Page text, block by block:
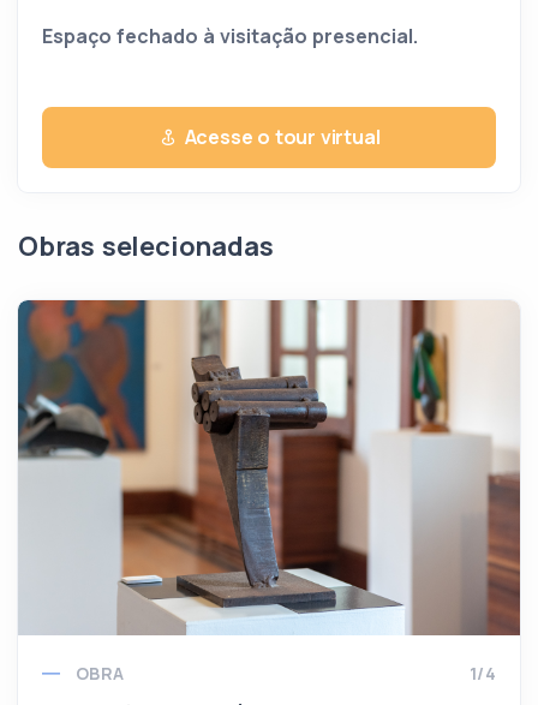
Espaço fechado à visitação presencial.
Acesse o tour virtual
Obras selecionadas
OBRA 1/4